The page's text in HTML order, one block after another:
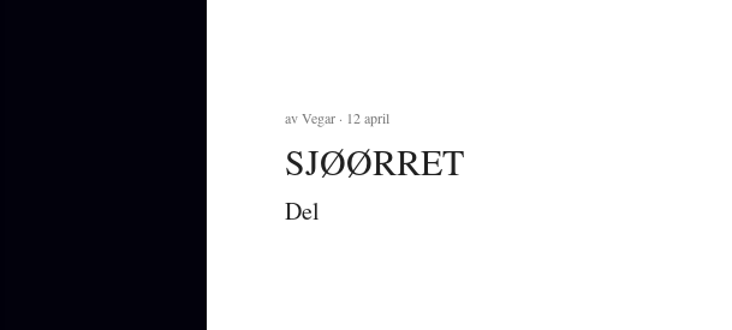
avVegar 12 april
SJØØRRET
Del